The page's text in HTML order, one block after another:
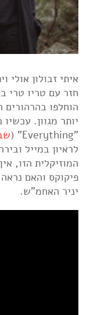
איתי זבולון אולי
הוחלפו בהרהורים
יותר מגוון.
"Everything" (
שבת
לראיון במייל
המוזיקלית הזו,
פיקוקס והאם
יניר האחמ"ש.